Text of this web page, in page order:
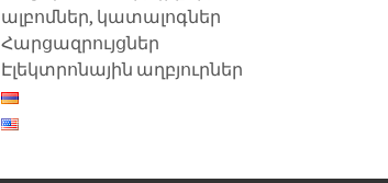
ալբոմներ, կատալոգներ
Հարցազրույցներ
Էլեկտրոնային աղբյուրներ